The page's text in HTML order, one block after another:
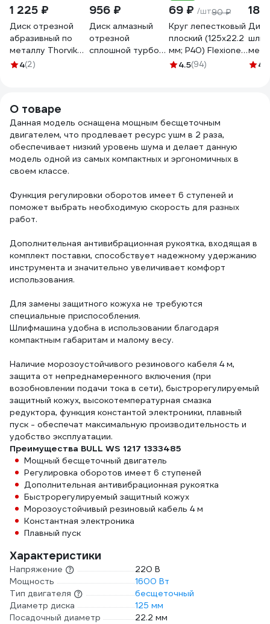
1 225 ₽
Диск отрезной
абразивный по
металлу Thorvik
ACD12512 (уп-25
4(2)
956 ₽
Диск алмазный
отрезной
сплошной турбо
Best for Stone
ultra-thin HC
H21230013
69 ₽ /шт90 ₽
Круг лепестковый
плоский (125х22.2
мм; Р40) Flexione
10000635
4.5(94)
Диск
4.9
О товаре
Данная модель оснащена мощным бесщеточным
двигателем, что продлевает ресурс ушм в 2 раза,
обеспечивает низкий уровень шума и делает данную
модель одной из самых компактных и эргономичных в
своем классе.
Функция регулировки оборотов имеет 6 ступеней и
поможет выбрать необходимую скорость для разных
работ.
Дополнительная антивибрационная рукоятка, входящая в
комплект поставки, способствует надежному удержанию
инструмента и значительно увеличивает комфорт
использования.
Для замены защитного кожуха не требуются
специальные приспособления.
Шлифмашина удобна в использовании благодаря
компактным габаритам и малому весу.
Наличие морозоустойчивого резинового кабеля 4 м,
защита от непреднамеренного включения (при
возобновлении подачи тока в сети), быстрорегулируемый
защитный кожух, высокотемпературная смазка
редуктора, функция константой электроники, плавный
пуск - обеспечат максимальную производительность и
удобство эксплуатации.
Преимущества BULL WS 1217 1333485
Мощный бесщеточный двигатель
Регулировка оборотов имеет 6 ступеней
Дополнительная антивибрационная рукоятка
Быстрорегулируемый защитный кожух
Морозоустойчивый резиновый кабель 4 м
Константная электроника
Плавный пуск
Характеристики
Напряжение
220 В
Мощность
1600 Вт
Тип двигателя
бесщеточный
Диаметр диска
125 мм
Посадочный диаметр
22.2 мм